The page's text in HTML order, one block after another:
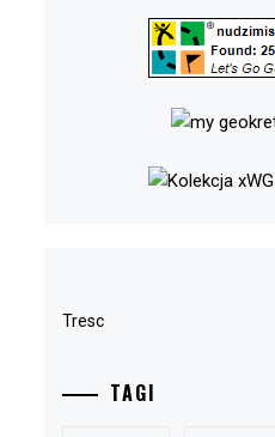
Tresc
TAGI